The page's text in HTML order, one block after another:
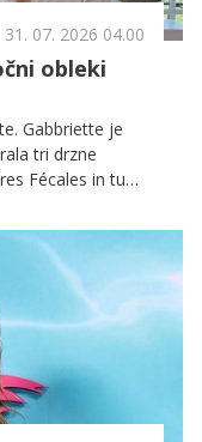
31. 07. 2026 04.00
obleki
Gabbriette je
tri drzne
Fécales in tudi
je
vse prej kot